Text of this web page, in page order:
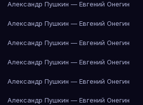
Александр Пушкин — Евгений Онегин
Александр Пушкин — Евгений Онегин
Александр Пушкин — Евгений Онегин
Александр Пушкин — Евгений Онегин
Александр Пушкин — Евгений Онегин
Александр Пушкин — Евгений Онегин